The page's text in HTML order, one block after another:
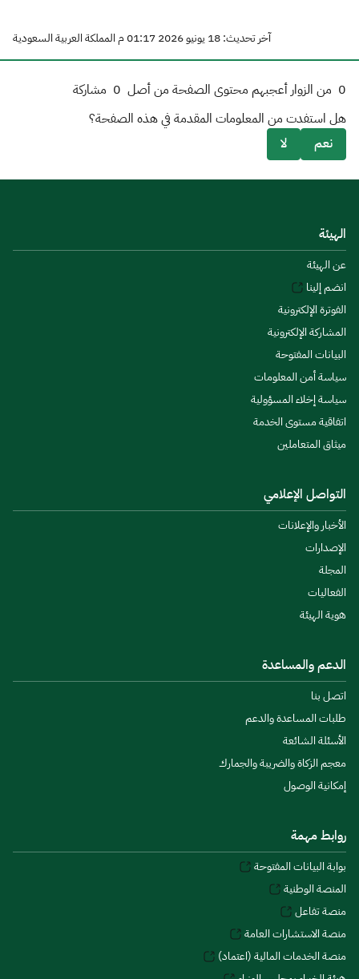
آخر تحديث: 18 يونيو 2026 01:17 م المملكة العربية السعودية
0 من الزوار أعجبهم محتوى الصفحة من أصل 0 مشاركة
هل استفدت من المعلومات المقدمة في هذه الصفحة؟
نعم
لا
الهيئة
عن الهيئة
انضم إلينا
الفوترة الإلكترونية
المشاركة الإلكترونية
البيانات المفتوحة
سياسة أمن المعلومات
سياسة إخلاء المسؤولية
اتفاقية مستوى الخدمة
ميثاق المتعاملين
التواصل الإعلامي
الأخبار والإعلانات
الإصدارات
المجلة
الفعاليات
هوية الهيئة
الدعم والمساعدة
اتصل بنا
طلبات المساعدة والدعم
الأسئلة الشائعة
معجم الزكاة والضريبة والجمارك
إمكانية الوصول
روابط مهمة
بوابة البيانات المفتوحة
المنصة الوطنية
منصة تفاعل
منصة الاستشارات العامة
منصة الخدمات المالية (اعتماد)